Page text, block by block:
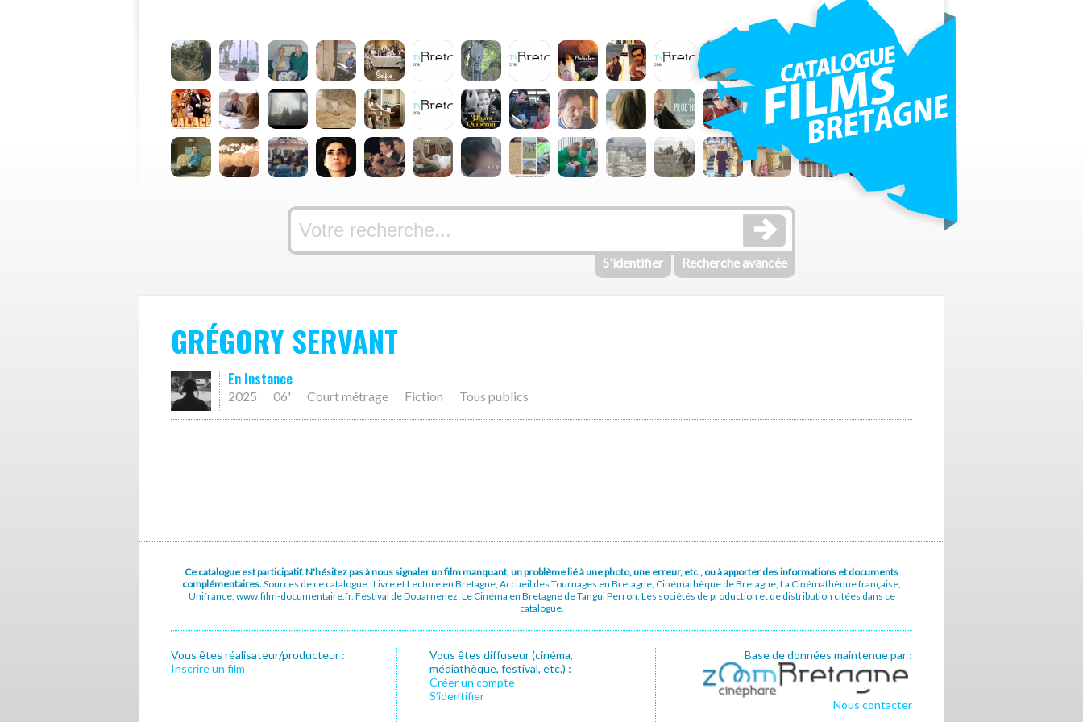
S'identifier Recherche avancée
GRÉGORY SERVANT
En Instance
2025 06' Court métrage Fiction Tous publics
Ce catalogue est participatif. N'hésitez pas à nous signaler un film manquant, un problème lié à une photo, une erreur, etc., ou à apporter des informations et documents
complémentaires.Sources de ce catalogue : Livre et Lecture en Bretagne, Accueil des Tournages en Bretagne, Cinémathèque de Bretagne, La Cinémathèque française,
Unifrance, www.film-documentaire.fr, Festival de Douarnenez, Le Cinéma en Bretagne de Tangui Perron, Les sociétés de production et de distribution citées dans ce
catalogue.
Vous êtes réalisateur/producteur :
Inscrire un film
Vous êtes diffuseur (cinéma,
médiathèque, festival, etc.) :
Créer un compte
S’identifier
Base de données maintenue par :
Nous contacter